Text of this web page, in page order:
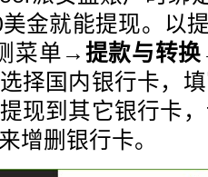
金就能提现。以
菜单→ 提款与转
择国内银行卡，
现到其它银行卡
来增删银行卡。